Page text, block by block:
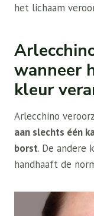
het lichaam
wanneer
kleur
Arlecchino
aan slechts één
borst. De andere
handhaaft de